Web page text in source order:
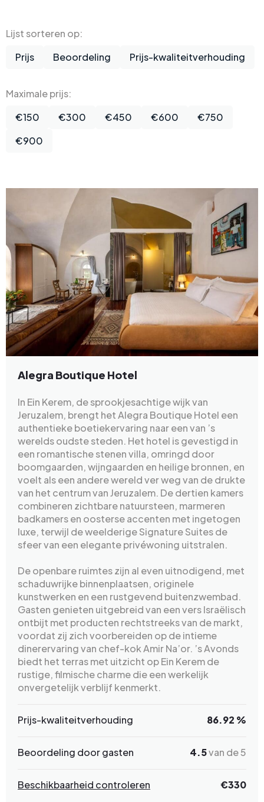
Lijst sorteren op:
Prijs
Beoordeling Prijs-kwaliteitverhouding
Maximale prijs:
€150
€300 €450 €600
€750
€900
Alegra Boutique Hotel
In Ein Kerem, de sprookjesachtige wijk van
Jeruzalem, brengt het Alegra Boutique Hotel een
authentieke boetiekervaring naar een van ’s
werelds oudste steden. Het hotel is gevestigd in
een romantische stenen villa, omringd door
boomgaarden, wijngaarden en heilige bronnen, en
voelt als een andere wereld ver weg van de drukte
van het centrum van Jeruzalem. De dertien kamers
combineren zichtbare natuursteen, marmeren
badkamers en oosterse accenten met ingetogen
luxe, terwijl de weelderige Signature Suites de
sfeer van een elegante privéwoning uitstralen.
De openbare ruimtes zijn al even uitnodigend, met
schaduwrijke binnenplaatsen, originele
kunstwerken en een rustgevend buitenzwembad.
Gasten genieten uitgebreid van een vers Israëlisch
ontbijt met producten rechtstreeks van de markt,
voordat zij zich voorbereiden op de intieme
dinerervaring van chef-kok Amir Na’or. ’s Avonds
biedt het terras met uitzicht op Ein Kerem de
rustige, filmische charme die een werkelijk
onvergetelijk verblijf kenmerkt.
Prijs-kwaliteitverhouding 86.92 %
Beoordeling door gasten 4.5van de 5
Beschikbaarheid controleren €330